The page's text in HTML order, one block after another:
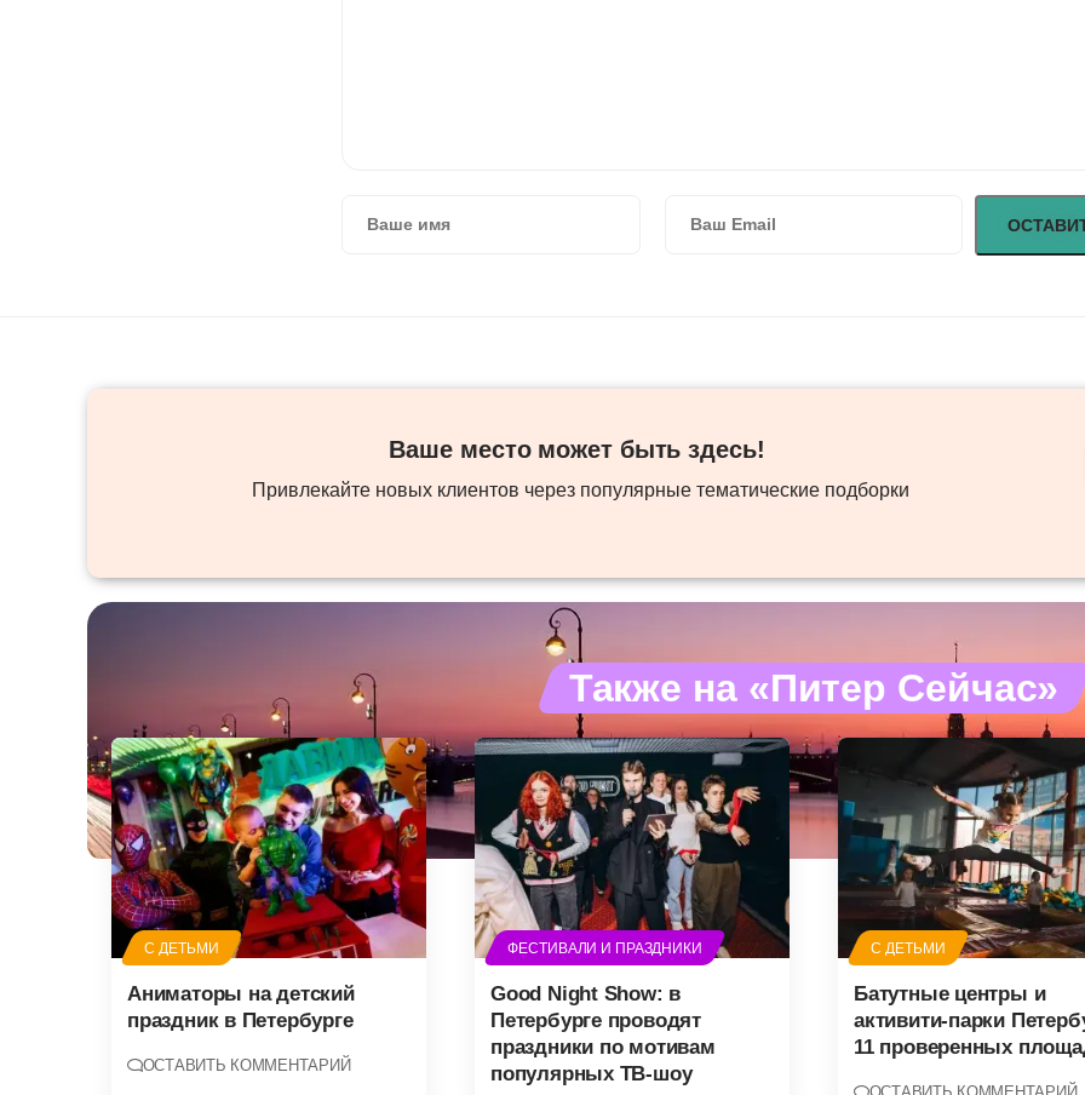
Ваше место может быть здесь! ​
Привлекайте новых клиентов через популярные тематические подборки
Также на «Питер Сейчас»
С ДЕТЬМИ
Аниматоры на детский
праздник в Петербурге
ОСТАВИТЬ КОММЕНТАРИЙ
ФЕСТИВАЛИ И ПРАЗДНИКИ
Good Night Show: в
Петербурге проводят
праздники по мотивам
популярных ТВ-шоу
С ДЕТЬМИ
Батутные центры и
активити-парки
11 проверенных